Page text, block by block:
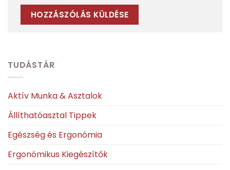
TUDÁSTÁR
Aktív Munka & Asztalok
Állíthatóasztal Tippek
Egészség és Ergonómia
Ergonómikus Kiegészítők